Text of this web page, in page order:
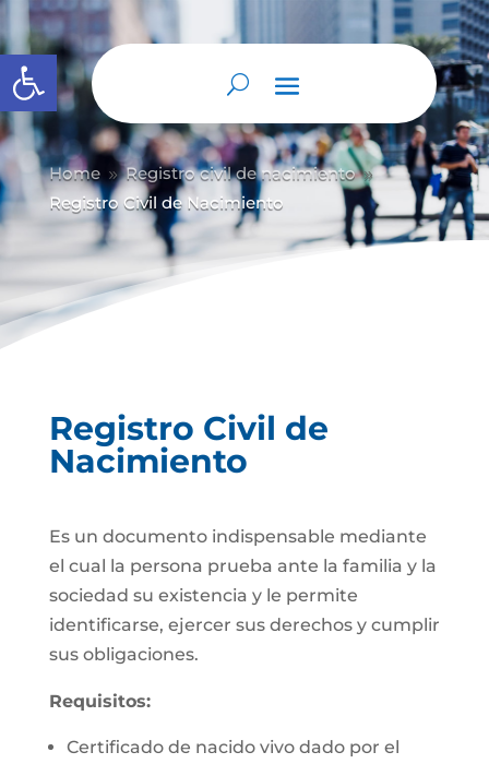
Abrir barra de herramientas
Home 9 Registro civil de nacimiento 9
Registro Civil de Nacimiento
Registro Civil de
Nacimiento
Es un documento indispensable mediante
el cual la persona prueba ante la familia y la
sociedad su existencia y le permite
identificarse, ejercer sus derechos y cumplir
sus obligaciones.
Requisitos:
Certificado de nacido vivo dado por el